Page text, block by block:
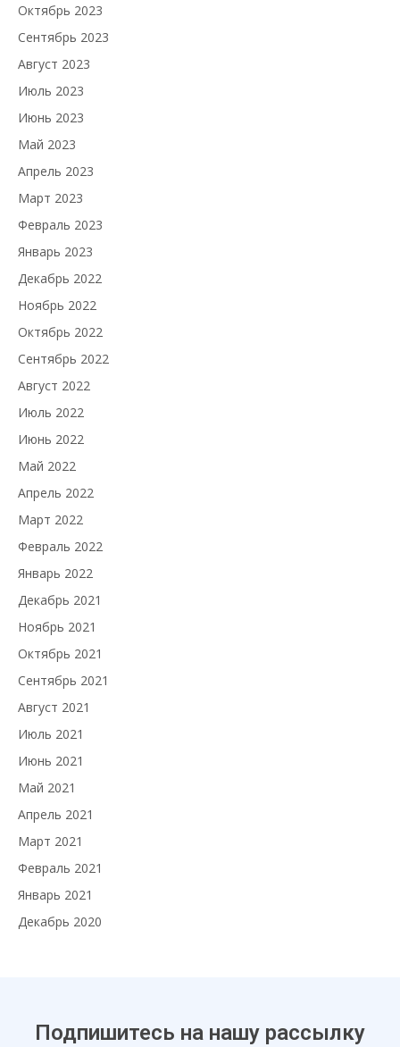
Октябрь 2023
Сентябрь 2023
Август 2023
Июль 2023
Июнь 2023
Май 2023
Апрель 2023
Март 2023
Февраль 2023
Январь 2023
Декабрь 2022
Ноябрь 2022
Октябрь 2022
Сентябрь 2022
Август 2022
Июль 2022
Июнь 2022
Май 2022
Апрель 2022
Март 2022
Февраль 2022
Январь 2022
Декабрь 2021
Ноябрь 2021
Октябрь 2021
Сентябрь 2021
Август 2021
Июль 2021
Июнь 2021
Май 2021
Апрель 2021
Март 2021
Февраль 2021
Январь 2021
Декабрь 2020
Подпишитесь на нашу рассылку